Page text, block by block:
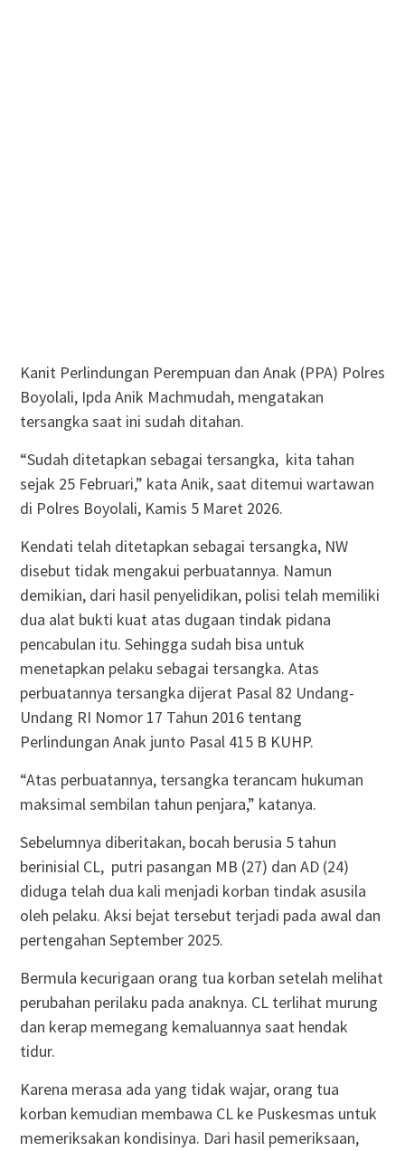
Kanit Perlindungan Perempuan dan Anak (PPA) Polres
Boyolali, Ipda Anik Machmudah, mengatakan
tersangka saat ini sudah ditahan.
“Sudah ditetapkan sebagai tersangka, kita tahan
sejak 25 Februari,” kata Anik, saat ditemui wartawan
di Polres Boyolali, Kamis 5 Maret 2026.
Kendati telah ditetapkan sebagai tersangka, NW
disebut tidak mengakui perbuatannya. Namun
demikian, dari hasil penyelidikan, polisi telah memiliki
dua alat bukti kuat atas dugaan tindak pidana
pencabulan itu. Sehingga sudah bisa untuk
menetapkan pelaku sebagai tersangka. Atas
perbuatannya tersangka dijerat Pasal 82 Undang-
Undang RI Nomor 17 Tahun 2016 tentang
Perlindungan Anak junto Pasal 415 B KUHP.
“Atas perbuatannya, tersangka terancam hukuman
maksimal sembilan tahun penjara,” katanya.
Sebelumnya diberitakan, bocah berusia 5 tahun
berinisial CL, putri pasangan MB (27) dan AD (24)
diduga telah dua kali menjadi korban tindak asusila
oleh pelaku. Aksi bejat tersebut terjadi pada awal dan
pertengahan September 2025.
Bermula kecurigaan orang tua korban setelah melihat
perubahan perilaku pada anaknya. CL terlihat murung
dan kerap memegang kemaluannya saat hendak
tidur.
Karena merasa ada yang tidak wajar, orang tua
korban kemudian membawa CL ke Puskesmas untuk
memeriksakan kondisinya. Dari hasil pemeriksaan,